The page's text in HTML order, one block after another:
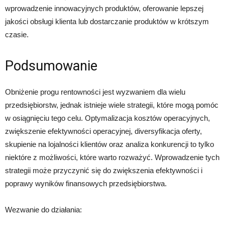
wprowadzenie innowacyjnych produktów, oferowanie lepszej
jakości obsługi klienta lub dostarczanie produktów w krótszym
czasie.
Podsumowanie
Obniżenie progu rentowności jest wyzwaniem dla wielu
przedsiębiorstw, jednak istnieje wiele strategii, które mogą pomóc
w osiągnięciu tego celu. Optymalizacja kosztów operacyjnych,
zwiększenie efektywności operacyjnej, diversyfikacja oferty,
skupienie na lojalności klientów oraz analiza konkurencji to tylko
niektóre z możliwości, które warto rozważyć. Wprowadzenie tych
strategii może przyczynić się do zwiększenia efektywności i
poprawy wyników finansowych przedsiębiorstwa.
Wezwanie do działania: